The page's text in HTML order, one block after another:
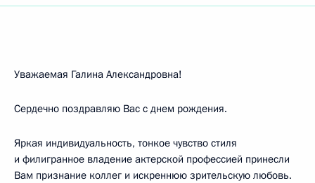
Уважаемая Галина Александровна!
Сердечно поздравляю Вас с днем рождения.
Яркая индивидуальность, тонкое чувство стиля
и филигранное владение актерской профессией принесли
Вам признание коллег и искреннюю зрительскую любовь.